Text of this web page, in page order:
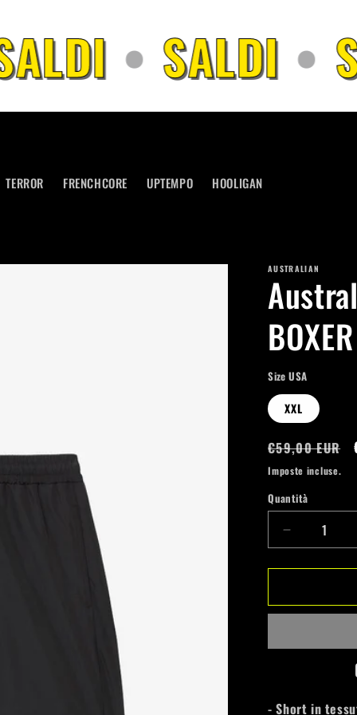
• SALDI •
TERROR FRENCHCORE UPTEMPO HOOLIGAN
AUSTRALIAN
BOXER
Size USA
XXL
Prezzo
di
listino
€59,00 EUR
Imposte incluse.
Quantità
Quantità
Diminuisci
quantità
per
Gabber
- Short in